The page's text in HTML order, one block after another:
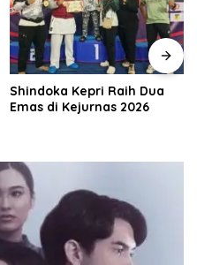
Shindoka Kepri Raih Dua
Emas di Kejurnas 2026